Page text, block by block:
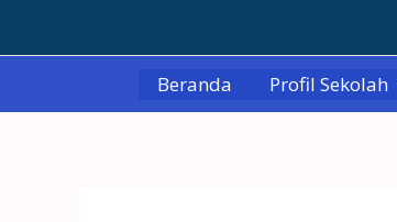
Beranda Profil Sekolah